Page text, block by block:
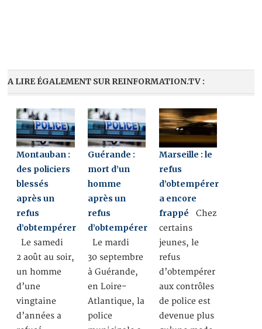
A LIRE ÉGALEMENT SUR REINFORMATION.TV :
Montauban :
des policiers
blessés
après un
refus
d’obtempérer
Le samedi
2 août au soir,
un homme
d’une
vingtaine
d’années a
Guérande :
mort d’un
homme
après un
refus
d’obtempérer
Le mardi
30 septembre
à Guérande,
en Loire-
Atlantique, la
police
Marseille : le
refus
d’obtempérer
a encore
frappé Chez
certains
jeunes, le
refus
d’obtempérer
aux contrôles
de police est
devenue plus